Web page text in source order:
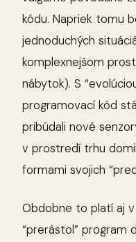
kódu. Napriek tomu
jednoduchých
komplexnejšom
nábytok). S
programovací kód
pribúdali nové
v prostredí trhu
formami svojich
Obdobne to platí aj
“prerástol” program